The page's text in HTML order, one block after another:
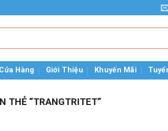
Cửa Hàng Giới Thiệu Khuyến Mãi
THẺ “TRANGTRITET”